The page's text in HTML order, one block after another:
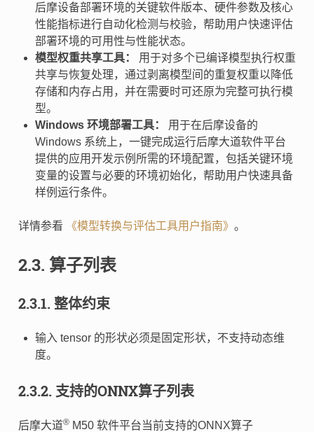
后摩设备部署环境的关键软件版本、硬件参数及核心
性能指标进行自动化检测与校验，帮助用户快速评估
部署环境的可用性与性能状态。
模型权重共享工具：
用于对多个已编译模型执行权重
共享与恢复处理，通过剥离模型间的重复权重以降低
存储和内存占用，并在需要时可还原为完整可执行模
型。
Windows 环境部署工具：
用于在后摩设备的
Windows 系统上，一键完成运行后摩大道软件平台
提供的应用开发示例所需的环境配置，包括关键环境
变量的设置与必要的环境初始化，帮助用户快速具备
样例运行条件。
详情参看 《模型转换与评估工具用户指南》 。
2.3. 算子列表
2.3.1. 整体约束
输入 tensor 的形状必须是固定形状，不支持动态维
度。
2.3.2. 支持的ONNX算子列表
后摩大道®M50 软件平台当前支持的ONNX算子